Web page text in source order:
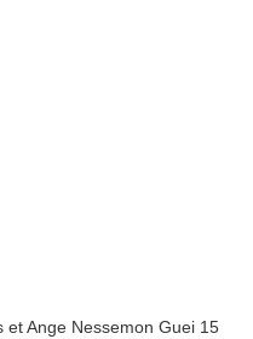
et Ange Nessemon Guei 15